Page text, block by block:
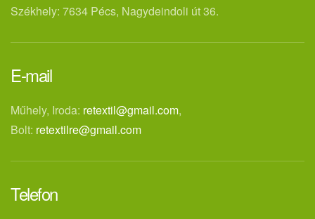
Székhely: 7634 Pécs, Nagydeindoli út 36.
E-mail
Műhely, Iroda: retextil@gmail.com,
Bolt: retextilre@gmail.com
Telefon